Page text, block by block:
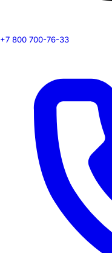
+7 800 700-76-33